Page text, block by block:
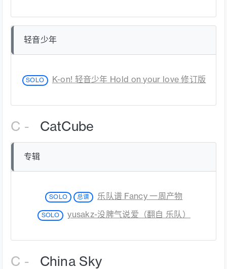
轻音少年
SOLO K-on! 轻音少年 Hold on your love 修订版
C - CatCube
专辑
SOLO 总谱 乐队谱 Fancy 一周产物
SOLO yusakz-没脾气说爱（翻自 乐队）
C - China Sky